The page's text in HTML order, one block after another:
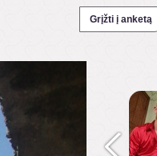
Grįžti į anketą